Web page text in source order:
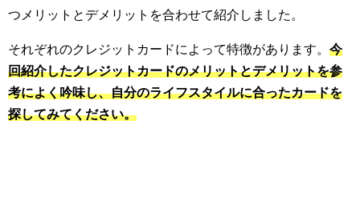
つメリットとデメリットを合わせて紹介しました。
それぞれのクレジットカードによって特徴があります。 今
回紹介したクレジットカードのメリットとデメリットを参
考によく吟味し、自分のライフスタイルに合ったカードを
探してみてください。